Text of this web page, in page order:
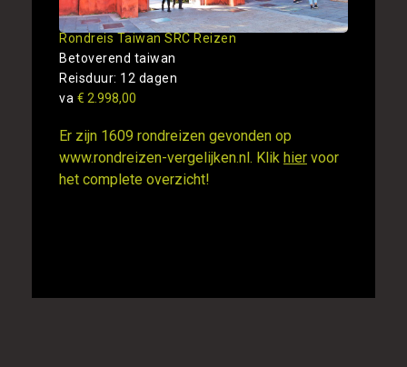
Rondreis Taiwan SRC Reizen
Betoverend taiwan
Reisduur: 12 dagen
va € 2.998,00
Er zijn 1609 rondreizen gevonden op
www.rondreizen-vergelijken.nl. Klik hier voor
het complete overzicht!